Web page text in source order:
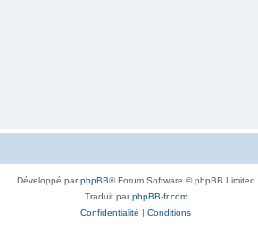
Développé parphpBB® Forum Software © phpBB Limited
Traduit parphpBB-fr.com
Confidentialité | Conditions